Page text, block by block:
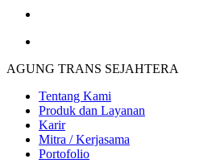
AGUNG TRANS SEJAHTERA
Tentang Kami
Produk dan Layanan
Karir
Mitra / Kerjasama
Portofolio